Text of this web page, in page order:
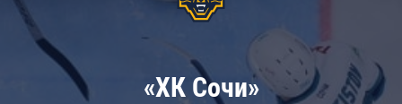
«ХК Сочи»